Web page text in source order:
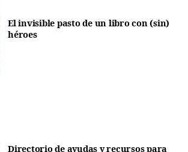
El invisible pasto de un libro con (sin)
héroes
Directorio de ayudas y recursos para